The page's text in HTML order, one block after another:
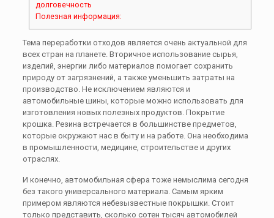
долговечность
Полезная информация:
Тема переработки отходов является очень актуальной для
всех стран на планете. Вторичное использование сырья,
изделий, энергии либо материалов помогает сохранить
природу от загрязнений, а также уменьшить затраты на
производство. Не исключением являются и
автомобильные шины, которые можно использовать для
изготовления новых полезных продуктов. Покрытие
крошка. Резина встречается в большинстве предметов,
которые окружают нас в быту и на работе. Она необходима
в промышленности, медицине, строительстве и других
отраслях.
И конечно, автомобильная сфера тоже немыслима сегодня
без такого универсального материала. Самым ярким
примером являются небезызвестные покрышки. Стоит
только представить, сколько сотен тысяч автомобилей